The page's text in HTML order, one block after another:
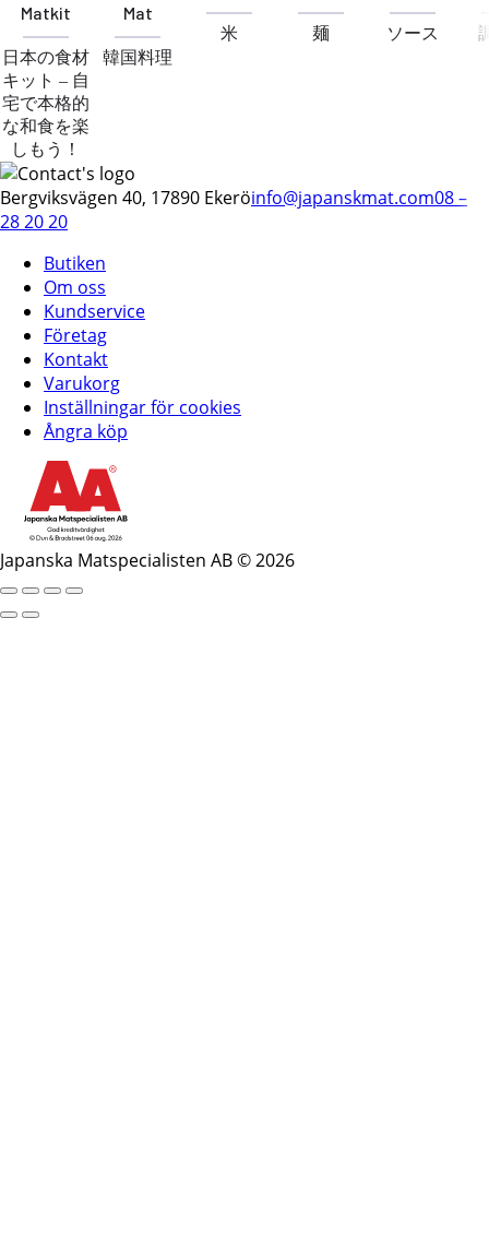
Matkit
日本の食材
キット – 自
宅で本格的
な和食を楽
しもう！
Mat
韓国料理
米 麺 ソース
Bergviksvägen 40, 17890 Ekeröinfo@japanskmat.com08 –
28 20 20
Butiken
Om oss
Kundservice
Företag
Kontakt
Varukorg
Inställningar för cookies
Ångra köp
Japanska Matspecialisten AB © 2026